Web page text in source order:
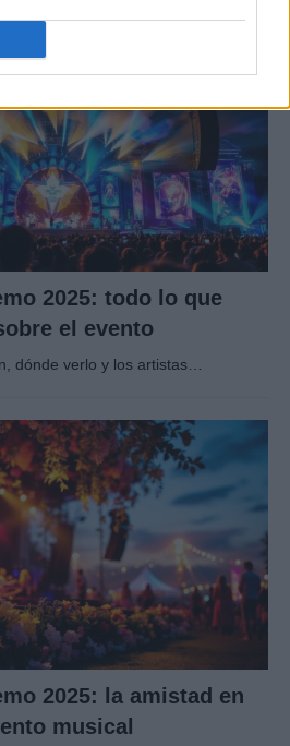
2025: todo lo que
el evento
dónde verlo y los artistas…
2025: la amistad en
musical